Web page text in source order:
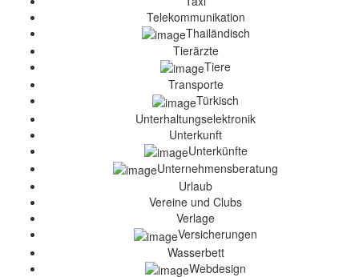
Telekommunikation
Thailändisch
Tierärzte
Tiere
Transporte
Türkisch
Unterhaltungselektronik
Unterkunft
Unterkünfte
Unternehmensberatung
Urlaub
Vereine und Clubs
Verlage
Versicherungen
Wasserbett
Webdesign